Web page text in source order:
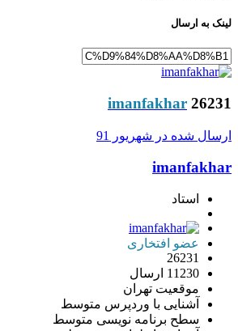
لینک به ارسال
imanfakhar 26231
ارسال شده در شهریور 91
imanfakhar
استاد
عضو افتخاری
26231
11230 ارسال
موقعیت تهران
آشنایی با وردپرس متوسط
سطح برنامه نویسی متوسط